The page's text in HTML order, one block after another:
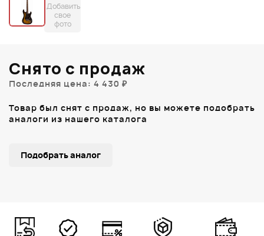
Добавить
свое
фото
Снято с продаж
Последняя цена: 4 430 ₽
Товар был снят с продаж, но вы можете подобрать
аналоги из нашего каталога
Подобрать аналог